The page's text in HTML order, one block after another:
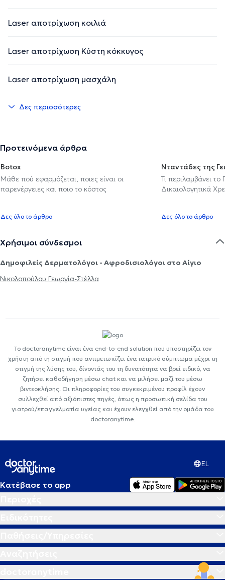
Laser αποτρίχωση κοιλιά
Laser αποτρίχωση Κύστη κόκκυγος
Laser αποτρίχωση μασχάλη
Δες περισσότερες
Προτεινόμενα άρθρα
Botox
Μάθε πού εφαρμόζεται, ποιες είναι οι
παρενέργειες και ποιο το κόστος
Δες όλο το άρθρο
Νταντάδες της
Τι περιλαμβάνει
Δικαιολογητικά
Δες όλο το άρθρο
Χρήσιμοι σύνδεσμοι
Δημοφιλείς Δερματολόγοι - Αφροδισιολόγοι στο Αίγιο
Νικολοπούλου Γεωργία-Στέλλα
Το doctoranytime είναι ένα end-to-end solution που υποστηρίζει τον
χρήστη από τη στιγμή που αντιμετωπίζει ένα ιατρικό σύμπτωμα μέχρι τη
στιγμή της λύσης του, δίνοντάς του τη δυνατότητα να βρεί ειδικό, να
ζητήσει καθοδήγηση μέσω chat και να μιλήσει μαζί του μέσω
βιντεοκλήσης. Οι πληροφορίες του συγκεκριμένου προφίλ έχουν
συλλεχθεί από αξιόπιστες πηγές, όπως η προσωπική σελίδα του
γιατρού/επαγγελματία υγείας και έχουν ελεγχθεί από την ομάδα του
doctoranytime.
EL
Κατέβασε το app